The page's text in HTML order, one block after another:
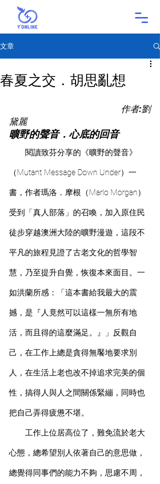
文章
春夏之交．胡思亂想
  作者:劉
黛麗
曠野的聲音．心底的回音
（Mutant Message Down Under）一
書，作者瑪洛．摩根（Marlo Morgan）
受到「真人部落」的召喚，加入原住民
徒步穿越澳洲大陸的曠野漫遊，這段不
平凡的旅程見證了古老文化的哲學智
慧，乃至提升自覺，恢復本來面目。一
如洪蘭所感：「這本書給我最大的震
撼，是『人竟然可以這樣一無所有地
活，而且得的這麼滿足。』」反觀自
己，在工作上總是貪得無饜地要求別
人，在生活上老也改不掉追求完美的個
性，搞得人與人之間關係緊繃，同時也
把自己弄得疲憊不堪。
心態，總希望別人依著自己的意思做，
總覺得同事們的能力不夠，思慮不周，